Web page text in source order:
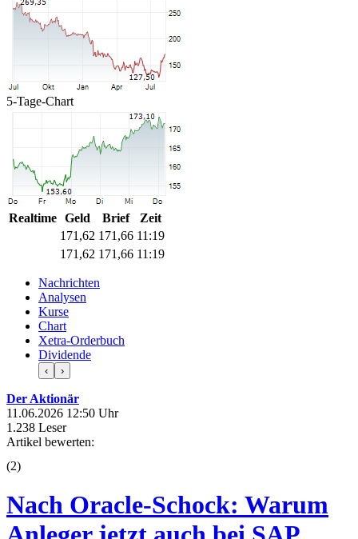
5-Tage-Chart
Realtime Geld Brief
Zeit
171,62 171,66 11:19
171,62 171,66 11:20
Nachrichten
Analysen
Kurse
Chart
Xetra-Orderbuch
Dividende
‹ ›
Der Aktionär
11.06.2026 12:50 Uhr
1.238 Leser
Artikel bewerten:
(2)
Nach Oracle-Schock: Warum